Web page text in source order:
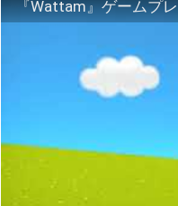
『Wattam』ゲームプ